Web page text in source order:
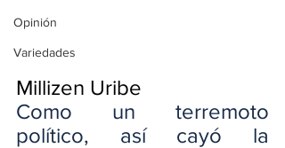
Opinión
Variedades
Millizen Uribe
Como un terremoto
político, así cayó la